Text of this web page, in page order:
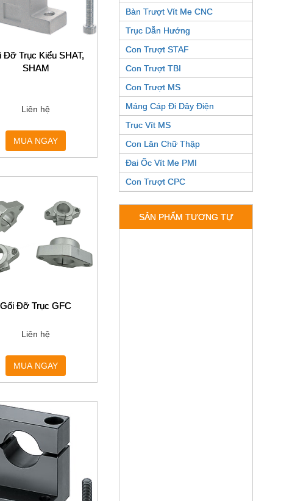
Đỡ Trục Kiểu SHAT,
SHAM
Liên hệ
MUA NGAY
Gối Đỡ Trục GFC
Liên hệ
MUA NGAY
Bàn Trượt Vít Me CNC
Trục Dẫn Hướng
Con Trượt STAF
Con Trượt TBI
Con Trượt MS
Máng Cáp Đi Dây Điện
Trục Vít MS
Con Lăn Chữ Thập
Đai Ốc Vít Me PMI
Con Trượt CPC
SẢN PHẨM TƯƠNG TỰ